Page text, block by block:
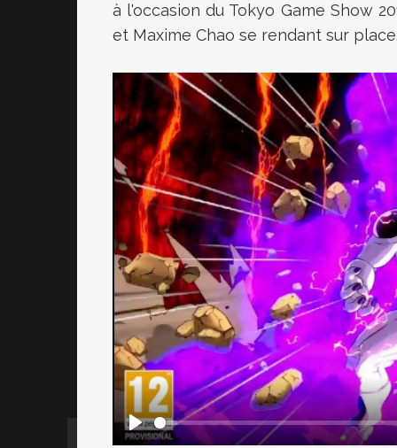
à l'occasion du Tokyo Game Show
et Maxime Chao se rendant sur place.